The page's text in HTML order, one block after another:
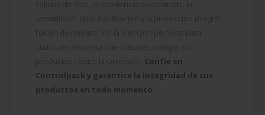
calidad de ésta, la resistencia demostrada, la
versatilidad, la fácil aplicación y la protección integral
hacen de nuestro VCI la elección perfecta para
cualquier empresa que busque proteger sus
productos contra la corrosión. Confíe en
Controlpack y garantice la integridad de sus
productos en todo momento.